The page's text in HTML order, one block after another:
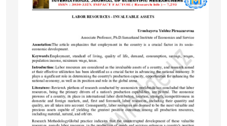
заболеваниями в смешанной форме, а также о